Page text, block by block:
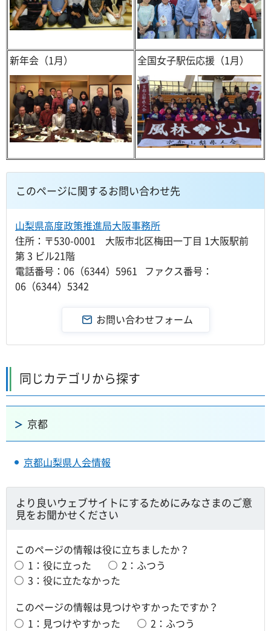
新年会（1月） 全国女子駅伝応援（1月）
このページに関するお問い合わせ先
山梨県高度政策推進局大阪事務所
住所：〒530-0001 大阪市北区梅田一丁目 1大阪駅前
第 3 ビル21階
電話番号：06（6344）5961 ファクス番号：
06（6344）5342
同じカテゴリから探す
京都
京都山梨県人会情報
より良いウェブサイトにするためにみなさまのご意
見をお聞かせください
このページの情報は役に立ちましたか？
1：役に立った
2：ふつう
3：役に立たなかった
このページの情報は見つけやすかったですか？
1：見つけやすかった
2：ふつう